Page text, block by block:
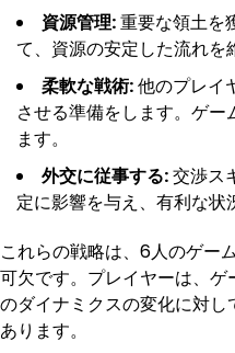
資源管理:重要な領土を
て、資源の安定した流れを
柔軟な戦術:他のプレイ
させる準備をします。ゲー
ます。
外交に従事する:交渉ス
定に影響を与え、有利な状
これらの戦略は、6人のゲー
可欠です。プレイヤーは、
のダイナミクスの変化に対
あります。